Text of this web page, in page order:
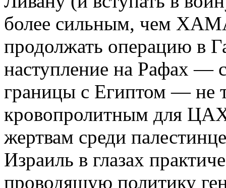
более сильным, чем
продолжать операцию в
наступление на Рафах —
границы с Египтом — не
кровопролитным для
жертвам среди
Израиль в глазах
проводящую политику